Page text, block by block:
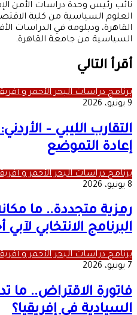
نائب رئيس وحدة دراسات الأمن
العلوم السياسية من كلية
القاهرة، ودبلومه في الدراسات
السياسية من جامعة القاهرة.
أقرأ التالي
برنامج دراسات البحر الأحمر و
9 يونيو، 2026
التقارب الليبي –
إعادة التموضع
برنامج دراسات البحر الأحمر و
8 يونيو، 2026
رمزية متجددة.. ما
البرنامج الانتخابي لآبي
برنامج دراسات البحر الأحمر و
7 يونيو، 2026
فاتورة الاقتراض.. ما
السيادية في إفريقيا؟